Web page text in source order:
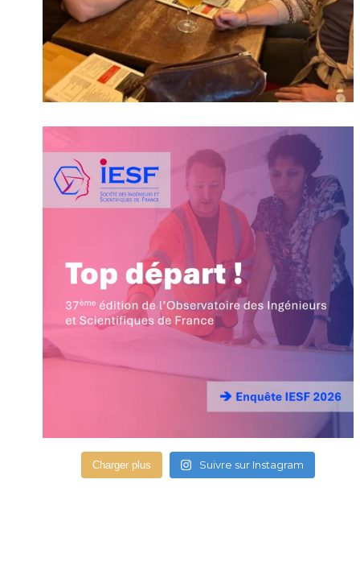
Charger plus Suivre sur Instagram